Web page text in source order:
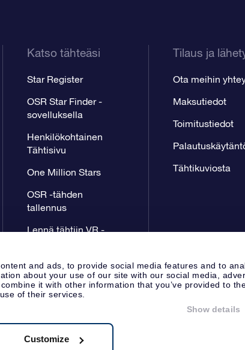
and ads, to provide social media features and to
about your use of our site with our social media,
it with other information that you’ve provided to
of their services.
Show details
Customize
Katso tähteäsi
Star Register
OSR Star Finder -
sovelluksella
Henkilökohtainen
Tähtisivu
One Million Stars
OSR -tähden
tallennus
Lennä tähtiin VR -
Tilaus ja
Ota meihin
Maksutiedot
Toimitustiedot
Tähtikuviosta
Tietosuoja ja